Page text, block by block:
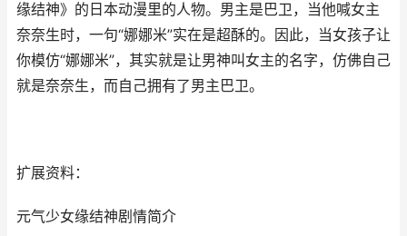
缘结神》的日本动漫里的人物。男主是巴卫，当他喊女主
奈奈生时，一句“娜娜米”实在是超酥的。因此，当女孩子让
你模仿“娜娜米”，其实就是让男神叫女主的名字，仿佛自己
就是奈奈生，而自己拥有了男主巴卫。
扩展资料：
元气少女缘结神剧情简介